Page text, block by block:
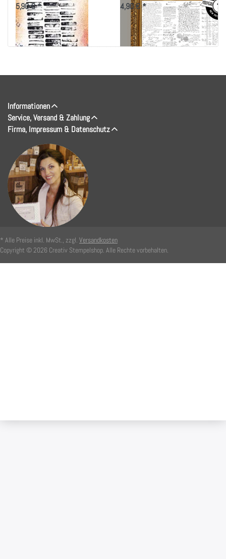
5,90 € * 4,90 € *
Informationen
Service, Versand & Zahlung
Firma, Impressum & Datenschutz
* Alle Preise inkl. MwSt., zzgl. Versandkosten
Copyright © 2026 Creativ Stempelshop. Alle Rechte vorbehalten.